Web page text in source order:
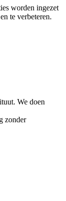
worden ingezet
te verbeteren.
We doen
zonder